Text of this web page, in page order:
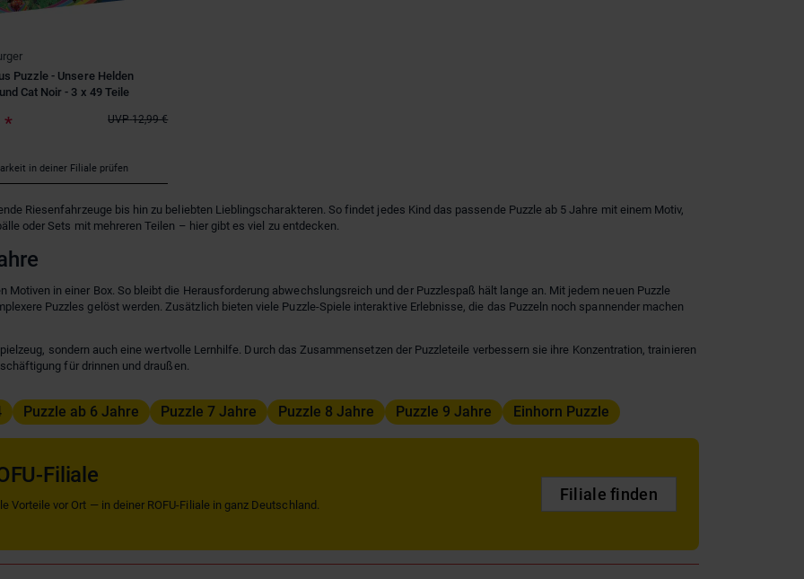
Puzzle - Unsere Helden
Cat Noir - 3 x 49 Teile
* UVP 12,99 €
in deiner Filiale prüfen
Riesenfahrzeuge bis hin zu beliebten Lieblingscharakteren. So findet jedes Kind das passende Puzzle ab 5 Jahre mit einem Motiv,
oder Sets mit mehreren Teilen – hier gibt es viel zu entdecken.
Motiven in einer Box. So bleibt die Herausforderung abwechslungsreich und der Puzzlespaß hält lange an. Mit jedem neuen Puzzle
Puzzles gelöst werden. Zusätzlich bieten viele Puzzle-Spiele interaktive Erlebnisse, die das Puzzeln noch spannender machen
sondern auch eine wertvolle Lernhilfe. Durch das Zusammensetzen der Puzzleteile verbessern sie ihre Konzentration, trainieren
für drinnen und draußen.
Puzzle ab 6 Jahre Puzzle 7 Jahre Puzzle 8 Jahre Puzzle 9 Jahre Einhorn Puzzle
Filiale
Vorteile vor Ort — in deiner ROFU-Filiale in ganz Deutschland.
Filiale finden